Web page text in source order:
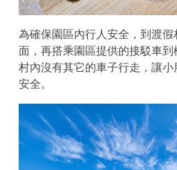
為確保園區內行人安全，到渡
面，再搭乘園區提供的接駁車
村內沒有其它的車子行走，讓
安全。